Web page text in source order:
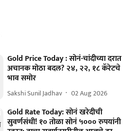
Gold Price Today : सोनं-चांदीच्या दरात
अचानक मोठा बदल? २४, २२, १८ कॅरेटचे
भाव समोर
Sakshi Sunil Jadhav 02 Aug 2026
Gold Rate Today: सोनं खरेदीची
सुवर्णसंधी! १० तोळा सोनं ५००० रुपयांनी